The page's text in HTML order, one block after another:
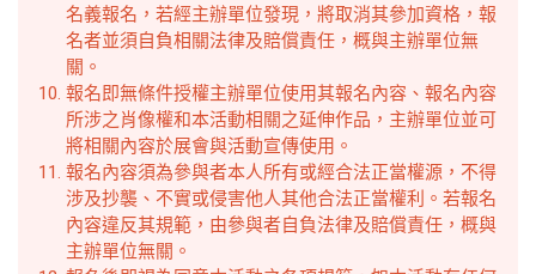
名義報名，若經主辦單位發現，將取消其參加資格，報
名者並須自負相關法律及賠償責任，概與主辦單位無
關。
報名即無條件授權主辦單位使用其報名內容、報名內容
所涉之肖像權和本活動相關之延伸作品，主辦單位並可
將相關內容於展會與活動宣傳使用。
報名內容須為參與者本人所有或經合法正當權源，不得
涉及抄襲、不實或侵害他人其他合法正當權利。若報名
內容違反其規範，由參與者自負法律及賠償責任，概與
主辦單位無關。